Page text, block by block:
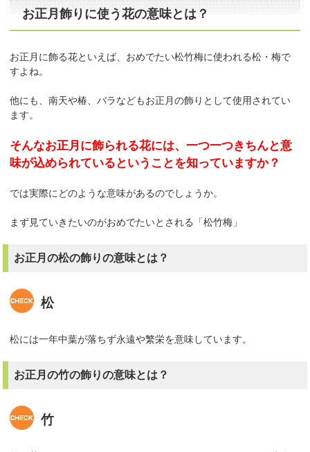
お正月飾りに使う花の意味とは？
お正月に飾る花といえば、おめでたい松竹梅に使われる松・梅で
すよね。
他にも、南天や椿、バラなどもお正月の飾りとして使用されてい
ます。
そんなお正月に飾られる花には、一つ一つきちんと意
味が込められているということを知っていますか？
では実際にどのような意味があるのでしょうか。
まず見ていきたいのがおめでたいとされる「松竹梅」
お正月の松の飾りの意味とは？
松
松には一年中葉が落ちず永遠や繁栄を意味しています。
お正月の竹の飾りの意味とは？
竹